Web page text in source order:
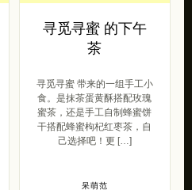
蜜茶，还是手工自制蜂蜜饼
干搭配蜂蜜枸杞红枣茶，自
己选择吧！更 […]
呆萌范
2017/02/16